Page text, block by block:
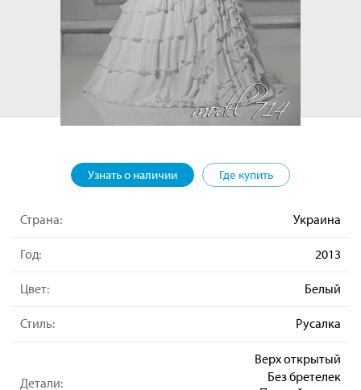
Узнать о наличии Где купить
Страна: Украина
Год: 2013
Цвет: Белый
Стиль: Русалка
Детали:
Верх открытый
Без бретелек